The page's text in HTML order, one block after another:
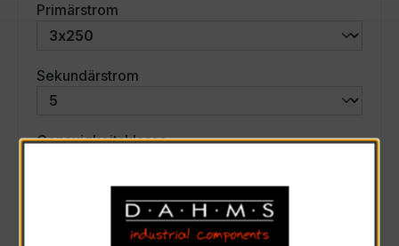
Primärstrom
Sekundärstrom
Genauigkeitsklasseauswählen
Scheinleistung (VA)auswählen